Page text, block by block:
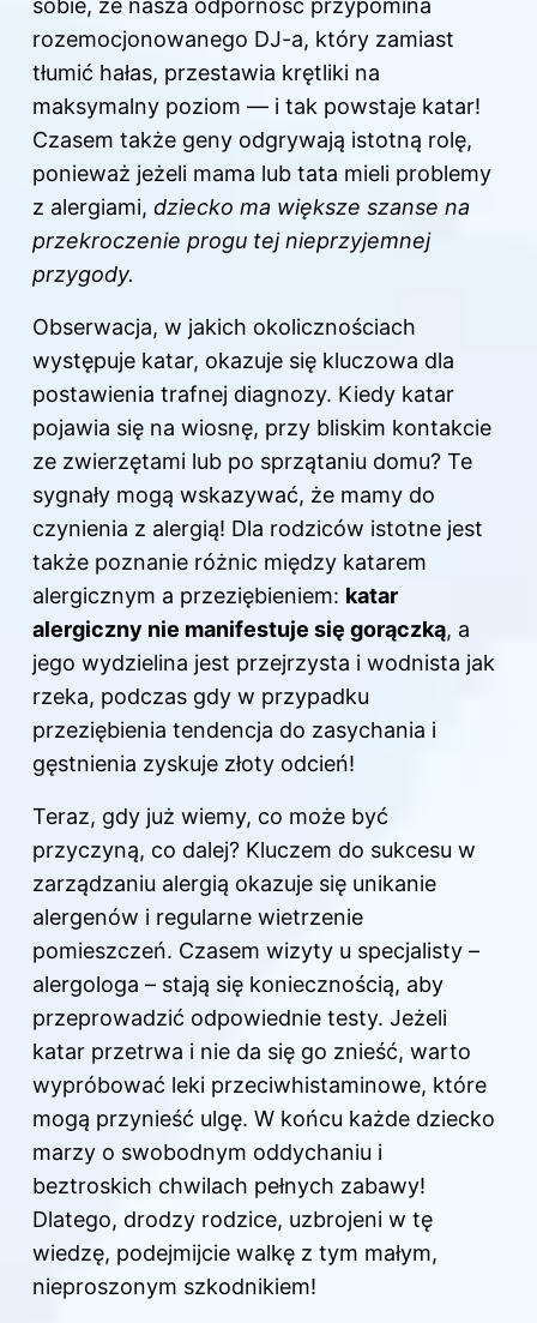
sobie, że nasza odporność przypomina
rozemocjonowanego DJ-a, który zamiast
tłumić hałas, przestawia krętliki na
maksymalny poziom — i tak powstaje katar!
Czasem także geny odgrywają istotną rolę,
ponieważ jeżeli mama lub tata mieli problemy
z alergiami, dziecko ma większe szanse na
przekroczenie progu tej nieprzyjemnej
przygody.
Obserwacja, w jakich okolicznościach
występuje katar, okazuje się kluczowa dla
postawienia trafnej diagnozy. Kiedy katar
pojawia się na wiosnę, przy bliskim kontakcie
ze zwierzętami lub po sprzątaniu domu? Te
sygnały mogą wskazywać, że mamy do
czynienia z alergią! Dla rodziców istotne jest
także poznanie różnic między katarem
alergicznym a przeziębieniem: katar
alergiczny nie manifestuje się gorączką, a
jego wydzielina jest przejrzysta i wodnista jak
rzeka, podczas gdy w przypadku
przeziębienia tendencja do zasychania i
gęstnienia zyskuje złoty odcień!
Teraz, gdy już wiemy, co może być
przyczyną, co dalej? Kluczem do sukcesu w
zarządzaniu alergią okazuje się unikanie
alergenów i regularne wietrzenie
pomieszczeń. Czasem wizyty u specjalisty –
alergologa – stają się koniecznością, aby
przeprowadzić odpowiednie testy. Jeżeli
katar przetrwa i nie da się go znieść, warto
wypróbować leki przeciwhistaminowe, które
mogą przynieść ulgę. W końcu każde dziecko
marzy o swobodnym oddychaniu i
beztroskich chwilach pełnych zabawy!
Dlatego, drodzy rodzice, uzbrojeni w tę
wiedzę, podejmijcie walkę z tym małym,
nieproszonym szkodnikiem!